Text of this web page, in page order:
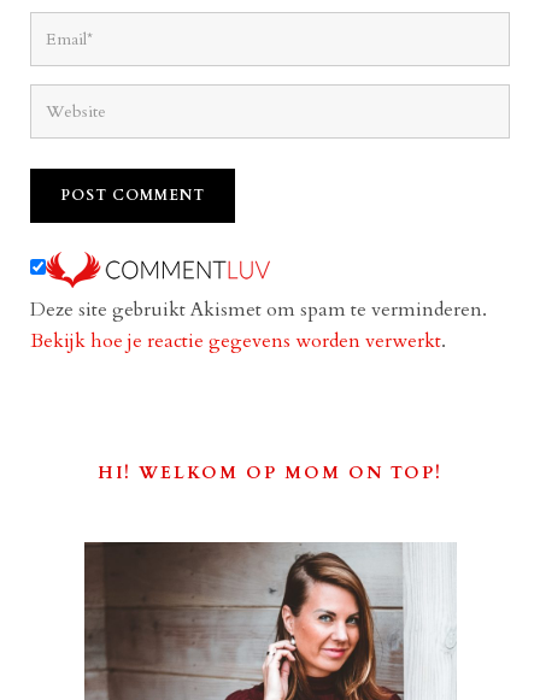
Deze site gebruikt Akismet om spam te verminderen.
Bekijk hoe je reactie gegevens worden verwerkt.
HI! WELKOM OP MOM ON TOP!